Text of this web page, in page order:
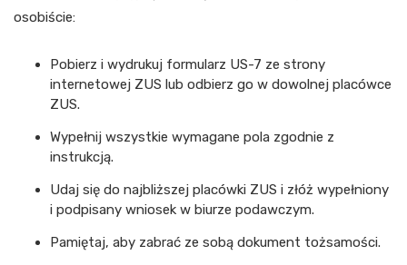
osobiście:
Pobierz i wydrukuj formularz US-7 ze strony
internetowej ZUS lub odbierz go w dowolnej placówce
ZUS.
Wypełnij wszystkie wymagane pola zgodnie z
instrukcją.
Udaj się do najbliższej placówki ZUS i złóż wypełniony
i podpisany wniosek w biurze podawczym.
Pamiętaj, aby zabrać ze sobą dokument tożsamości.